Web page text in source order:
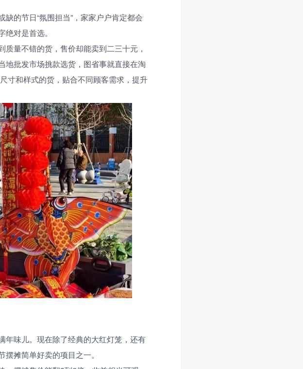
的节日“氛围担当”，家家户户肯定都会
对是首选。
量不错的货，售价却能卖到二三十元，
地批发市场挑款选货，图省事就直接在淘
寸和样式的货，贴合不同顾客需求，提升
年味儿。现在除了经典的大红灯笼，还有
摊简单好卖的项目之一。